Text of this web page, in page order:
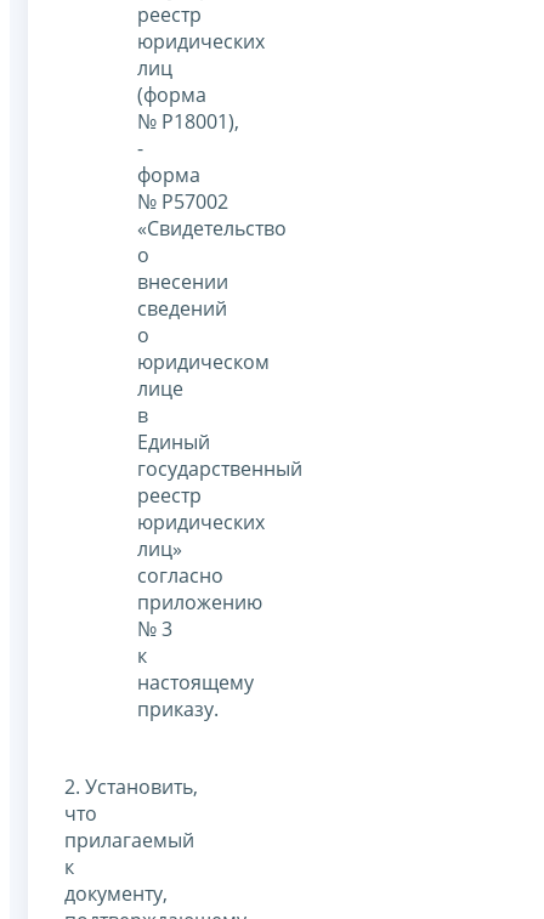
реестр
юридических
лиц
(форма
№ Р18001),
-
форма
№ Р57002
«Свидетельство
о
внесении
сведений
о
юридическом
лице
в
Единый
государственный
реестр
юридических
лиц»
согласно
приложению
№ 3
к
настоящему
приказу.
2. Установить,
что
прилагаемый
к
документу,